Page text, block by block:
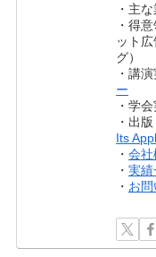
・主
・得
ット
グ）
・講
ー
・学
・出
Its
・会社
・実績
・ お